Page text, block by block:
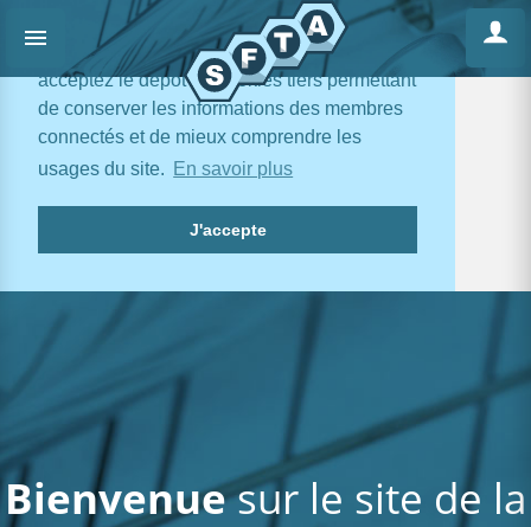
En poursuivant votre navigation, vous
acceptez le dépôt de cookies tiers permettant
de conserver les informations des membres
connectés et de mieux comprendre les
usages du site.
En savoir plus
J'accepte
Bienvenuesur le site de la